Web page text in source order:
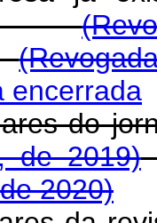
encerrada
do
de 2019)
2020)